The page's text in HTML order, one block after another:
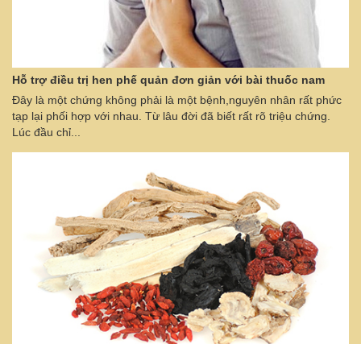
Hỗ trợ điều trị hen phế quản đơn giản với bài thuốc nam
Đây là một chứng không phải là một bệnh,nguyên nhân rất phức
tạp lại phối hợp với nhau. Từ lâu đời đã biết rất rõ triệu chứng.
Lúc đầu chỉ...